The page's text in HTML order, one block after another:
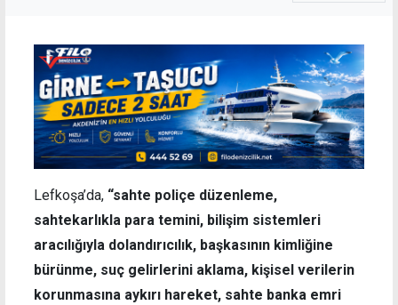
Lefkoşa’da, “sahte poliçe düzenleme,
sahtekarlıkla para temini, bilişim sistemleri
aracılığıyla dolandırıcılık, başkasının kimliğine
bürünme, suç gelirlerini aklama, kişisel verilerin
korunmasına aykırı hareket, sahte banka emri